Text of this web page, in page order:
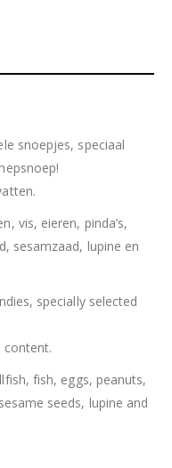
snoepjes, speciaal
vis, eieren, pinda’s,
sesamzaad, lupine en
specially selected
content.
fish, eggs, peanuts,
seeds, lupine and